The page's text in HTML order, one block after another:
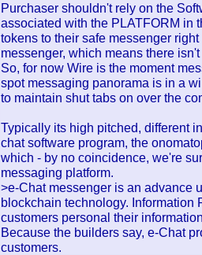
Purchaser shouldn't rely on the
associated with the PLATFORM in
tokens to their safe messenger
messenger, which means there
So, for now Wire is the moment
spot messaging panorama is in a
to maintain shut tabs on over the
Typically its high pitched, different
chat software program, the
which - by no coincidence, we're
messaging platform.
>e-Chat messenger is an advance
blockchain technology. Information
customers personal their
Because the builders say, e-Chat
customers.